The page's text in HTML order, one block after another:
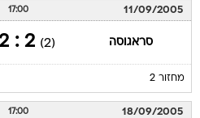
11/09/2005
17:00
סראגוסה (2)
2 : 2
מחזור 2
18/09/2005
17:00